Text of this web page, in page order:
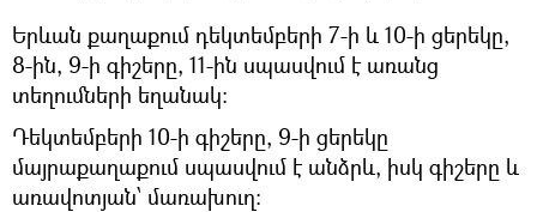
Երևան քաղաքում դեկտեմբերի 7-ի և 10-ի ցերեկը,
8-ին, 9-ի գիշերը, 11-ին սպասվում է առանց
տեղումների եղանակ։
Դեկտեմբերի 10-ի գիշերը, 9-ի ցերեկը
մայրաքաղաքում սպասվում է անձրև, իսկ գիշերը և
առավոտյան՝ մառախուղ։